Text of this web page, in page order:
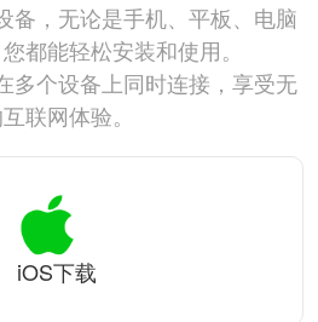
备，无论是手机、平板、电脑
都能轻松安装和使用。
多个设备上同时连接，享受无
联网体验。
iOS下载